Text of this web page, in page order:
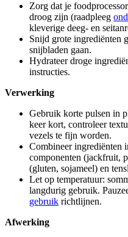
Zorg dat je
droog zijn (raadpleeg
kleverige deeg- en
Snijd grote ingrediënten
snijbladen gaan.
Hydrateer droge
instructies.
Verwerking
Gebruik korte pulsen in
keer kort, controleer
vezels te fijn worden.
Combineer ingrediënten
componenten (jackfruit,
(gluten, sojameel) en
Let op temperatuur:
langdurig gebruik.
gebruik richtlijnen.
Afwerking